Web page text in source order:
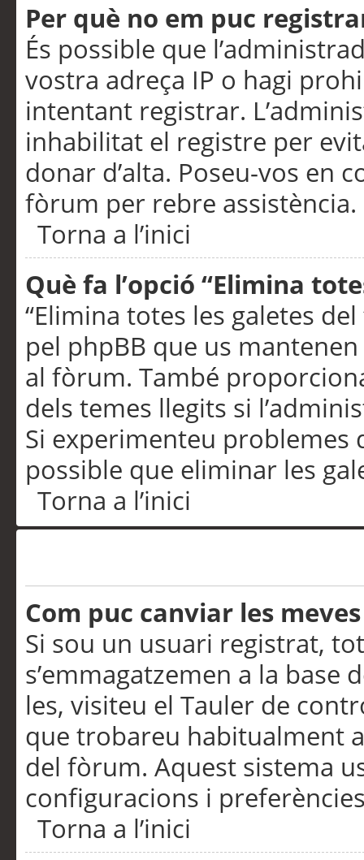
Per què no em puc
És possible que
vostra adreça IP o hagi
intentant registrar.
inhabilitat el registre per
donar d’alta. Poseu-vos en
fòrum per rebre assistència.
Torna a l’inici
Què fa l’opció “Elimina
“Elimina totes les galetes
pel phpBB que us
al fòrum. També
dels temes llegits si
Si experimenteu problemes
possible que eliminar les
Torna a l’inici
Com puc canviar les
Si sou un usuari registrat,
s’emmagatzemen a la
les, visiteu el Tauler de
que trobareu habitualment
del fòrum. Aquest sistema
configuracions i
Torna a l’inici